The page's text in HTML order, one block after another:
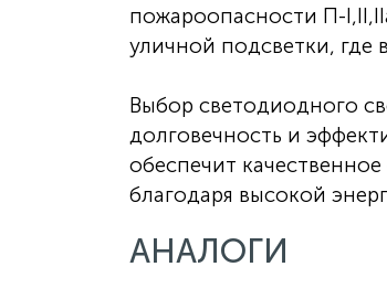
пожароопасности П-
уличной подсветки, где
Выбор светодиодного
долговечность и
обеспечит
благодаря высокой
АНАЛОГИ